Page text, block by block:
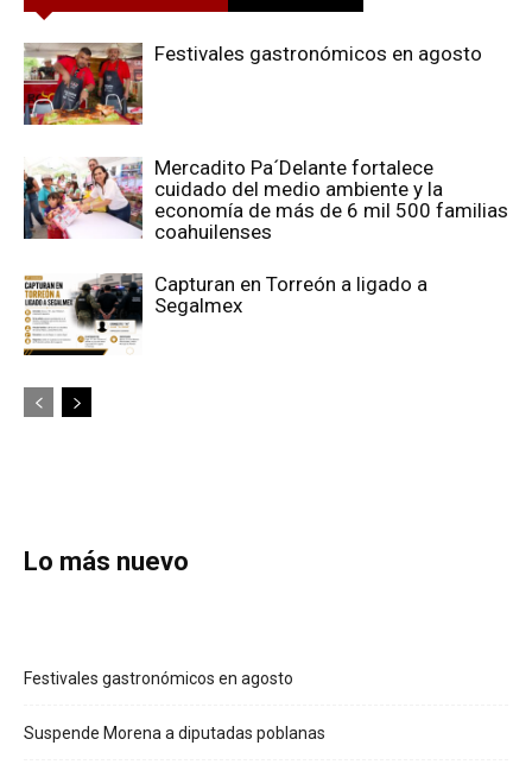
Festivales gastronómicos en agosto
Mercadito Pa´Delante fortalece
cuidado del medio ambiente y la
economía de más de 6 mil 500 familias
coahuilenses
Capturan en Torreón a ligado a
Segalmex
Lo más nuevo
Festivales gastronómicos en agosto
Suspende Morena a diputadas poblanas